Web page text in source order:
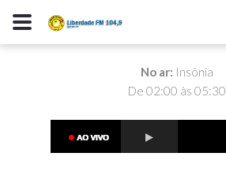
No ar: Insônia
De 02:00 às 05:30